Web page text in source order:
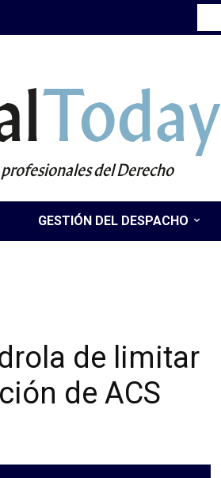
Today
del Derecho
GESTIÓN DEL DESPACHO
de limitar
de ACS